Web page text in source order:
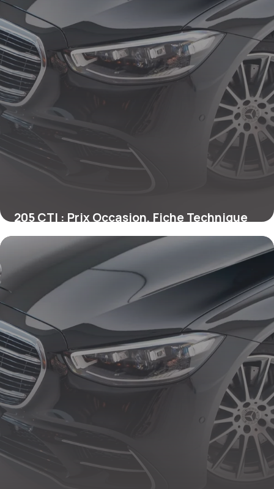
205 CTI : Prix Occasion, Fiche Technique
2026
28 juin 2026